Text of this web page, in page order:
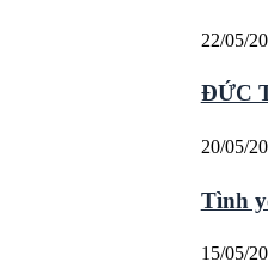
22/05/
ĐỨC
20/05/
Tình
15/05/